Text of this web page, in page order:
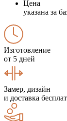
Цена
указана за
Изготовление
от 5 дней
Замер, дизайн
и доставка